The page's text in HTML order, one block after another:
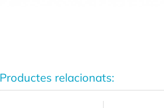
Productes relacionats: